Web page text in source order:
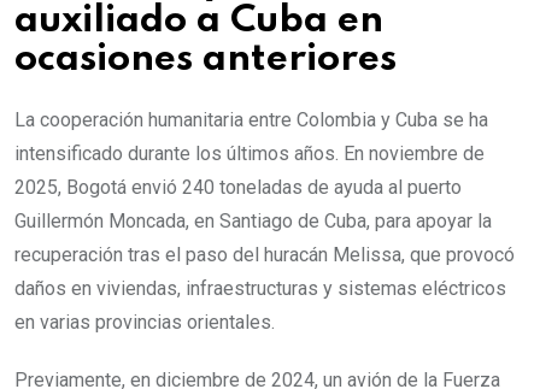
auxiliado a Cuba en
ocasiones anteriores
La cooperación humanitaria entre Colombia y Cuba se ha
intensificado durante los últimos años. En noviembre de
2025, Bogotá envió 240 toneladas de ayuda al puerto
Guillermón Moncada, en Santiago de Cuba, para apoyar la
recuperación tras el paso del huracán Melissa, que provocó
daños en viviendas, infraestructuras y sistemas eléctricos
en varias provincias orientales.
Previamente, en diciembre de 2024, un avión de la Fuerza